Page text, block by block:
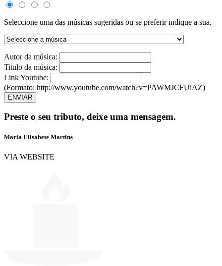
Seleccione uma das músicas sugeridas ou se preferir indique a sua.
Autor da música:
Titulo da música:
Link Youtube:
(Formato: http://www.youtube.com/watch?v=PAWMJCFUiAZ)
ENVIAR
Preste o seu tributo, deixe uma mensagem.
Maria Elisabete Martins
VIA WEBSITE